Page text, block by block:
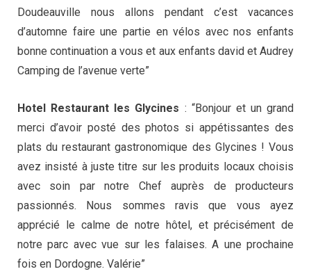
Doudeauville nous allons pendant c’est vacances
d’automne faire une partie en vélos avec nos enfants
bonne continuation a vous et aux enfants david et Audrey
Camping de l’avenue verte”
Hotel Restaurant les Glycines : “Bonjour et un grand
merci d’avoir posté des photos si appétissantes des
plats du restaurant gastronomique des Glycines ! Vous
avez insisté à juste titre sur les produits locaux choisis
avec soin par notre Chef auprès de producteurs
passionnés. Nous sommes ravis que vous ayez
apprécié le calme de notre hôtel, et précisément de
notre parc avec vue sur les falaises. A une prochaine
fois en Dordogne. Valérie”